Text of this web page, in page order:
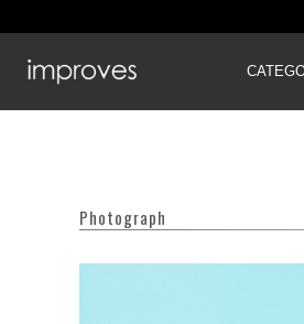
Photograph